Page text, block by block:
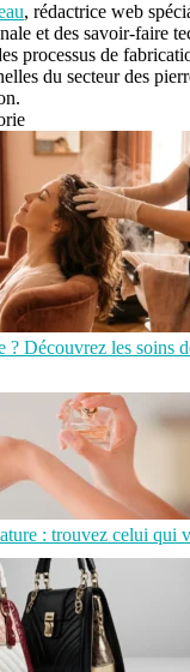
, rédactrice web
et des savoir-faire
processus de
du secteur des
? Découvrez les soins
: trouvez celui qui